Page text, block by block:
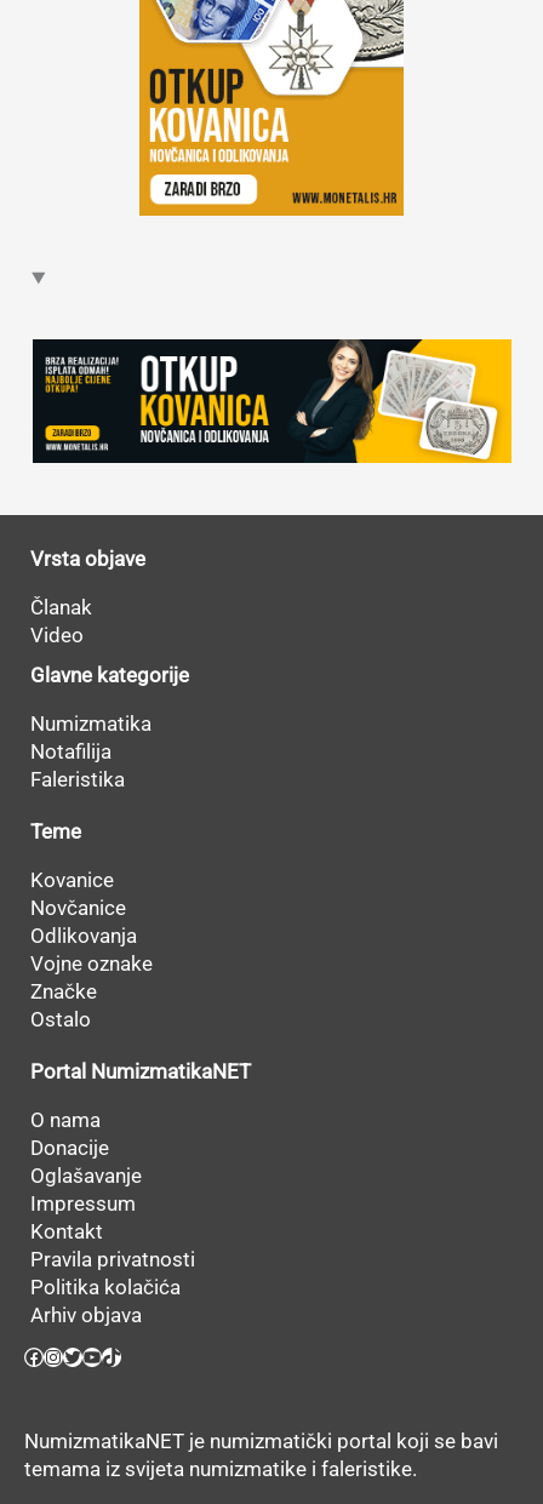
Vrsta objave
Članak
Video
Glavne kategorije
Numizmatika
Notafilija
Faleristika
Teme
Kovanice
Novčanice
Odlikovanja
Vojne oznake
Značke
Ostalo
Portal NumizmatikaNET
O nama
Donacije
Oglašavanje
Impressum
Kontakt
Pravila privatnosti
Politika kolačića
Arhiv objava
Facebook
Instagram
Twitter
YouTube
TikTok
NumizmatikaNET je numizmatički portal koji se bavi
temama iz svijeta numizmatike i faleristike.